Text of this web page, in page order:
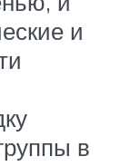
и
в